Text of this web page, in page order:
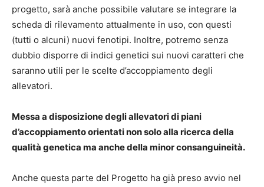
progetto, sarà anche possibile valutare se integrare la
scheda di rilevamento attualmente in uso, con questi
(tutti o alcuni) nuovi fenotipi. Inoltre, potremo senza
dubbio disporre di indici genetici sui nuovi caratteri che
saranno utili per le scelte d’accoppiamento degli
allevatori.
Messa a disposizione degli allevatori di piani
d’accoppiamento orientati non solo alla ricerca della
qualità genetica ma anche della minor consanguineità.
Anche questa parte del Progetto ha già preso avvio nel